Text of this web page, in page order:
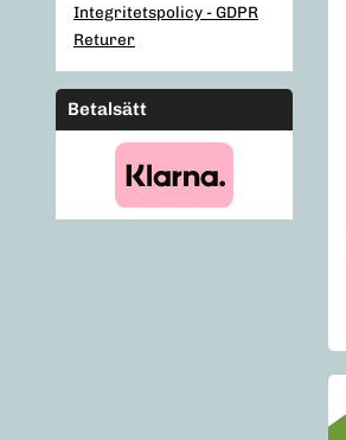
Integritetspolicy - GDPR
Returer
Betalsätt